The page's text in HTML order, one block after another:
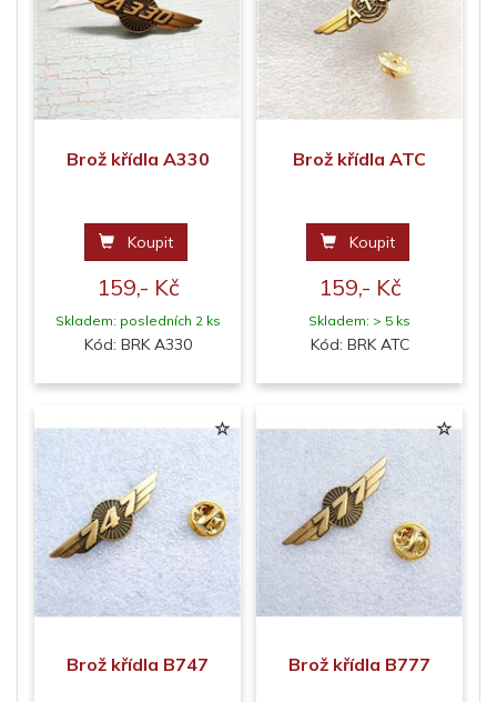
Brož křídla A330
Koupit
159,- Kč
Skladem: posledních 2 ks
Kód: BRK A330
Brož křídla ATC
Koupit
159,- Kč
Skladem: > 5 ks
Kód: BRK ATC
Brož křídla B747 Brož křídla B777